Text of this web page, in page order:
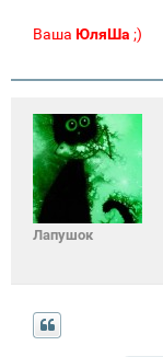
Ваша ЮляШа ;)
Лапушок